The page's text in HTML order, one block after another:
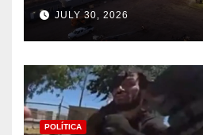
JULY 30, 2026
POLÍTICA